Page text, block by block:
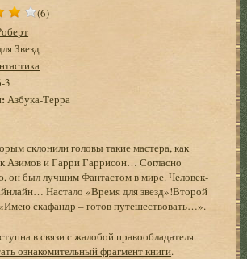
(6)
Звезд
3
Азбука-Терра
склонили головы такие мастера, как
Азимов и Гарри Гаррисон… Согласно
он был лучшим Фантастом в мире. Человек-
Настало «Время для звезд»!Второй
скафандр – готов путешествовать…».
в связи с жалобой правообладателя.
ознакомительный фрагмент книги.